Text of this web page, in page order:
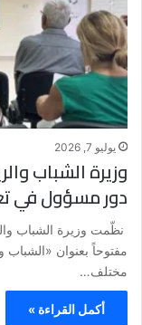
يوليو 7, 2026
وزيرة الشباب
دور مسؤول في
نظّمت وزيرة الشباب
مفتوحاً بعنوان
مختلف…
أكمل القراءة »